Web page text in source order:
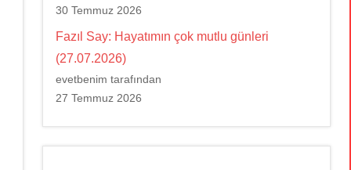
30 Temmuz 2026
Fazıl Say: Hayatımın çok mutlu günleri
(27.07.2026)
evetbenim tarafından
27 Temmuz 2026